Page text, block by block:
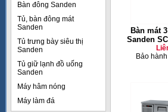
Bàn đông Sanden
Tủ, bàn đông mát
Sanden
Tủ trưng bày siêu thị
Sanden
Tủ giữ lạnh đồ uống
Sanden
Máy hâm nóng
Máy làm đá
Bàn mát
Sanden
Bảo